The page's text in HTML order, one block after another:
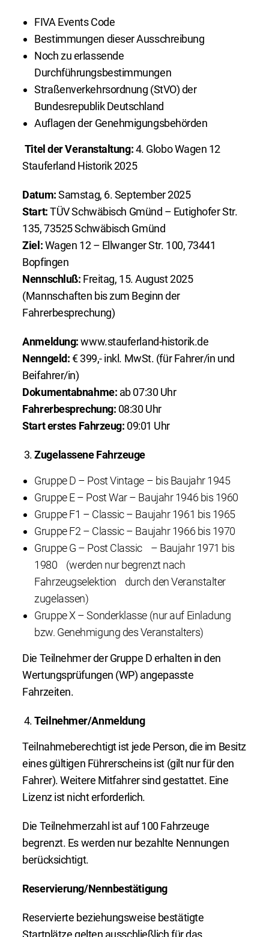
FIVA Events Code
Bestimmungen dieser Ausschreibung
Noch zu erlassende
Durchführungsbestimmungen
Straßenverkehrsordnung (StVO) der
Bundesrepublik Deutschland
Auflagen der Genehmigungsbehörden
Titel der Veranstaltung:4. Globo Wagen 12
Stauferland Historik 2025
Datum:Samstag, 6. September 2025
Start:TÜV Schwäbisch Gmünd – Eutighofer Str.
135, 73525 Schwäbisch Gmünd
Ziel:Wagen 12 – Ellwanger Str. 100, 73441
Bopfingen
Nennschluß: Freitag, 15. August 2025
(Mannschaften bis zum Beginn der
Fahrerbesprechung)
Anmeldung:www.stauferland-historik.de
Nenngeld:€ 399,- inkl. MwSt. (für Fahrer/in und
Beifahrer/in)
Dokumentabnahme: ab 07:30 Uhr
Fahrerbesprechung: 08:30 Uhr
Start erstes Fahrzeug: 09:01 Uhr
Zugelassene Fahrzeuge
Gruppe D – Post Vintage – bis Baujahr 1945
Gruppe E – Post War – Baujahr 1946 bis 1960
Gruppe F1 – Classic – Baujahr 1961 bis 1965
Gruppe F2 – Classic – Baujahr 1966 bis 1970
Gruppe G – Post Classic – Baujahr 1971 bis
1980 (werden nur begrenzt nach
Fahrzeugselektion durch den Veranstalter
zugelassen)
Gruppe X – Sonderklasse (nur auf Einladung
bzw. Genehmigung des Veranstalters)
Die Teilnehmer der Gruppe D erhalten in den
Wertungsprüfungen (WP) angepasste
Fahrzeiten.
Teilnehmer/Anmeldung
Teilnahmeberechtigt ist jede Person, die im Besitz
eines gültigen Führerscheins ist (gilt nur für den
Fahrer). Weitere Mitfahrer sind gestattet. Eine
Lizenz ist nicht erforderlich.
Die Teilnehmerzahl ist auf 100 Fahrzeuge
begrenzt. Es werden nur bezahlte Nennungen
berücksichtigt.
Reservierung/Nennbestätigung
Reservierte beziehungsweise bestätigte
Startplätze gelten ausschließlich für das